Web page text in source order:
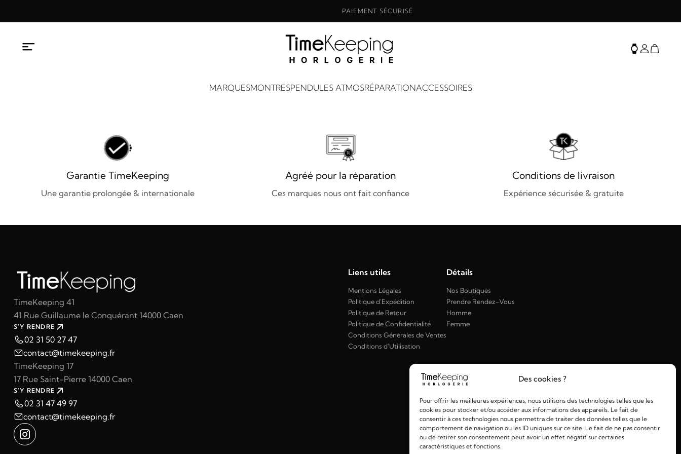
Des cookies ?
Pour offrir les meilleures expériences, nous utilisons des technologies telles que les
cookies pour stocker et/ou accéder aux informations des appareils. Le fait de
consentir à ces technologies nous permettra de traiter des données telles que le
comportement de navigation ou les ID uniques sur ce site. Le fait de ne pas consentir
ou de retirer son consentement peut avoir un effet négatif sur certaines
caractéristiques et fonctions.
PAIEMENT SÉCURISÉ
MARQUESMONTRESPENDULES ATMOSRÉPARATIONACCESSOIRES
Garantie TimeKeeping
Une garantie prolongée & internationale
Agréé pour la réparation
Ces marques nous ont fait confiance
Conditions de livraison
Expérience sécurisée & gratuite
TimeKeeping 41
41 Rue Guillaume le Conquérant 14000 Caen
S'Y RENDRE
02 31 50 27 47
contact@timekeeping.fr
TimeKeeping 17
17 Rue Saint-Pierre 14000 Caen
S'Y RENDRE
02 31 47 49 97
contact@timekeeping.fr
Liens utiles
Mentions Légales
Politique d'Expédition
Politique de Retour
Politique de Confidentialité
Conditions Générales de Ventes
Conditions d'Utilisation
Détails
Nos Boutiques
Prendre Rendez-Vous
Homme
Femme